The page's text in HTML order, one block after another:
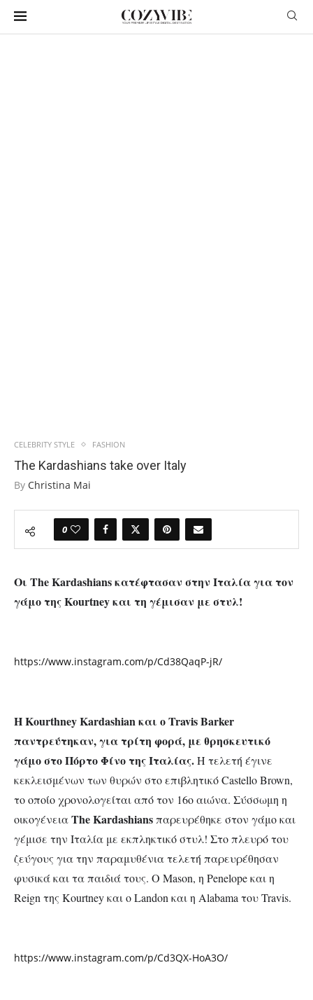
CELEBRITY STYLE FASHION
The Kardashians take over Italy
By Christina Mai
0
Οι The Kardashiansκατέφτασαν στην Ιταλία για τον
γάμο τηςKourtneyκαι τη γέμισαν με στυλ!
https://www.instagram.com/p/Cd38QaqP-jR/
ΗKourthney Kardashianκαι οTravis Barker
παντρεύτηκαν, για τρίτη φορά, με θρησκευτικό
γάμο στο Πόρτο Φίνο της Ιταλίας.Η τελετή έγινε
κεκλεισμένων των θυρών στο επιβλητικόCastello Brown,
το οποίο χρονολογείται από τον 16ο αιώνα. Σύσσωμη η
οικογένειαThe Kardashiansπαρευρέθηκε στον γάμο και
γέμισε την Ιταλία με εκπληκτικό στυλ! Στο πλευρό του
ζεύγους για την παραμυθένια τελετή παρευρέθησαν
φυσικά και τα παιδιά τους. Ο Μason, η Penelopeκαι η
Reign της Kourtneyκαι οLandon και η Alabama τουTravis.
https://www.instagram.com/p/Cd3QX-HoA3O/